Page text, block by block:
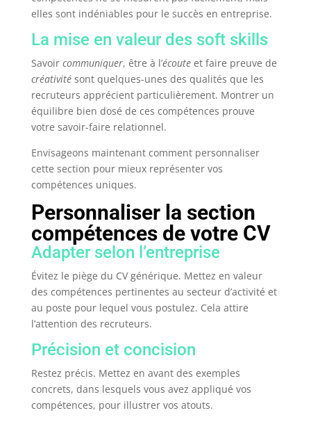
elles sont indéniables pour le succès en entreprise.
La mise en valeur des soft skills
Savoir communiquer, être à l’écouteet faire preuve de
créativitésont quelques-unes des qualités que les
recruteurs apprécient particulièrement. Montrer un
équilibre bien dosé de ces compétences prouve
votre savoir-faire relationnel.
Envisageons maintenant comment personnaliser
cette section pour mieux représenter vos
compétences uniques.
Personnaliser la section
compétences de votre CV
Adapter selon l’entreprise
Évitez le piège du CV générique. Mettez en valeur
des compétences pertinentes au secteur d’activité et
au poste pour lequel vous postulez. Cela attire
l’attention des recruteurs.
Précision et concision
Restez précis. Mettez en avant des exemples
concrets, dans lesquels vous avez appliqué vos
compétences, pour illustrer vos atouts.